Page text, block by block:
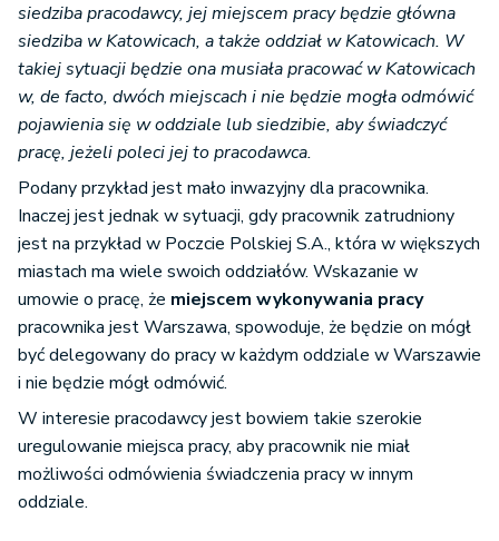
siedziba pracodawcy, jej miejscem pracy będzie główna
siedziba w Katowicach, a także oddział w Katowicach. W
takiej sytuacji będzie ona musiała pracować w Katowicach
w, de facto, dwóch miejscach i nie będzie mogła odmówić
pojawienia się w oddziale lub siedzibie, aby świadczyć
pracę, jeżeli poleci jej to pracodawca.
Podany przykład jest mało inwazyjny dla pracownika.
Inaczej jest jednak w sytuacji, gdy pracownik zatrudniony
jest na przykład w Poczcie Polskiej S.A., która w większych
miastach ma wiele swoich oddziałów. Wskazanie w
umowie o pracę, że miejscem wykonywania pracy
pracownika jest Warszawa, spowoduje, że będzie on mógł
być delegowany do pracy w każdym oddziale w Warszawie
i nie będzie mógł odmówić.
W interesie pracodawcy jest bowiem takie szerokie
uregulowanie miejsca pracy, aby pracownik nie miał
możliwości odmówienia świadczenia pracy w innym
oddziale.